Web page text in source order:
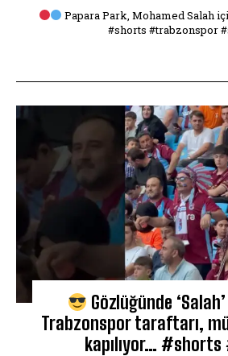
Papara Park, Mohamed Salah
#shorts #trabzonspor
Gözlüğünde
Trabzonspor taraftarı,
kapılıyor…